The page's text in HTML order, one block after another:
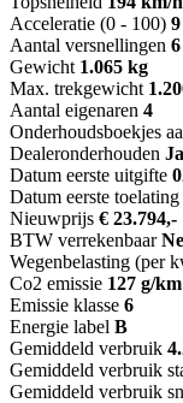
Acceleratie (0 - 100)
Aantal versnellingen 6
Gewicht 1.065 kg
Max. trekgewicht
Aantal eigenaren 4
Onderhoudsboekjes
Dealeronderhouden Ja
Datum eerste uitgifte
Datum eerste toelating
Nieuwprijs € 23.794,-
BTW verrekenbaar
Wegenbelasting (per
Co2 emissie 127 g/km
Emissie klasse 6
Energie label B
Gemiddeld verbruik
Gemiddeld verbruik
Gemiddeld verbruik